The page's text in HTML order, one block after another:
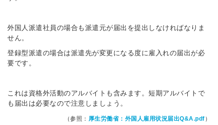
外国人派遣社員の場合も派遣元が届出を提出しなければなりま
せん。
登録型派遣の場合は派遣先が変更になる度に雇入れの届出が必
要です。
これは資格外活動のアルバイトも含みます。短期アルバイトで
も届出は必要なので注意しましょう。
（参照： 厚生労働省：外国人雇用状況届出Q&A.pdf ）